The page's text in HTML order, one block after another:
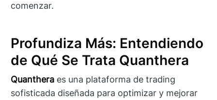
comenzar.
Profundiza Más: Entendiendo
de Qué Se Trata Quanthera
Quanthera es una plataforma de trading
sofisticada diseñada para optimizar y mejorar